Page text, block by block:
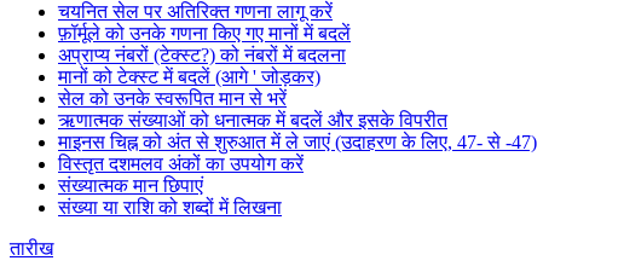
चयनित सेल पर अतिरिक्त गणना लागू करें
फ़ॉर्मूले को उनके गणना किए गए मानों में बदलें
अप्राप्य नंबरों (टेक्स्ट?) को नंबरों में बदलना
मानों को टेक्स्ट में बदलें (आगे ' जोड़कर)
सेल को उनके स्वरूपित मान से भरें
ऋणात्मक संख्याओं को धनात्मक में बदलें और इसके विपरीत
माइनस चिह्न को अंत से शुरुआत में ले जाएं (उदाहरण के लिए, 47- से -47)
विस्तृत दशमलव अंकों का उपयोग करें
संख्यात्मक मान छिपाएं
संख्या या राशि को शब्दों में लिखना
तारीख